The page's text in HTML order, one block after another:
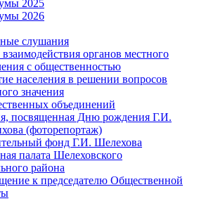
2025
2026
слушания
органов местного
с общественностью
населения в решении вопросов
значения
объединений
посвященная Дню рождения Г.И.
(фоторепортаж)
фонд Г.И. Шелехова
палата Шелеховского
района
к председателю Общественной